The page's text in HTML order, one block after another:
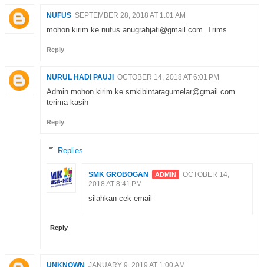
NUFUS SEPTEMBER 28, 2018 AT 1:01 AM
mohon kirim ke nufus.anugrahjati@gmail.com..Trims
Reply
NURUL HADI PAUJI OCTOBER 14, 2018 AT 6:01 PM
Admin mohon kirim ke smkibintaragumelar@gmail.com
terima kasih
Reply
Replies
SMK GROBOGAN
OCTOBER 14,
2018 AT 8:41 PM
silahkan cek email
Reply